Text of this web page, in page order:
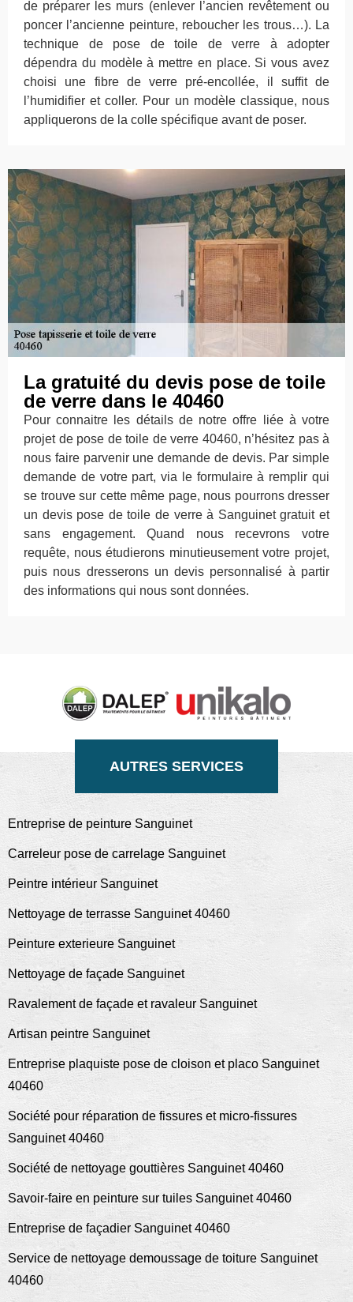
de préparer les murs (enlever l’ancien revêtement ou
poncer l’ancienne peinture, reboucher les trous…). La
technique de pose de toile de verre à adopter
dépendra du modèle à mettre en place. Si vous avez
choisi une fibre de verre pré-encollée, il suffit de
l’humidifier et coller. Pour un modèle classique, nous
appliquerons de la colle spécifique avant de poser.
La gratuité du devis pose de toile
de verre dans le 40460
Pour connaitre les détails de notre offre liée à votre
projet de pose de toile de verre 40460, n’hésitez pas à
nous faire parvenir une demande de devis. Par simple
demande de votre part, via le formulaire à remplir qui
se trouve sur cette même page, nous pourrons dresser
un devis pose de toile de verre à Sanguinet gratuit et
sans engagement. Quand nous recevrons votre
requête, nous étudierons minutieusement votre projet,
puis nous dresserons un devis personnalisé à partir
des informations qui nous sont données.
AUTRES SERVICES
Entreprise de peinture Sanguinet
Carreleur pose de carrelage Sanguinet
Peintre intérieur Sanguinet
Nettoyage de terrasse Sanguinet 40460
Peinture exterieure Sanguinet
Nettoyage de façade Sanguinet
Ravalement de façade et ravaleur Sanguinet
Artisan peintre Sanguinet
Entreprise plaquiste pose de cloison et placo Sanguinet
40460
Société pour réparation de fissures et micro-fissures
Sanguinet 40460
Société de nettoyage gouttières Sanguinet 40460
Savoir-faire en peinture sur tuiles Sanguinet 40460
Entreprise de façadier Sanguinet 40460
Service de nettoyage demoussage de toiture Sanguinet
40460